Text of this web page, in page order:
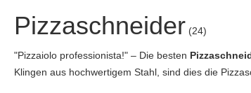
Pizzaschneider (24)
"Pizzaiolo professionista!" – Die besten
Klingen aus hochwertigem Stahl, sind dies die